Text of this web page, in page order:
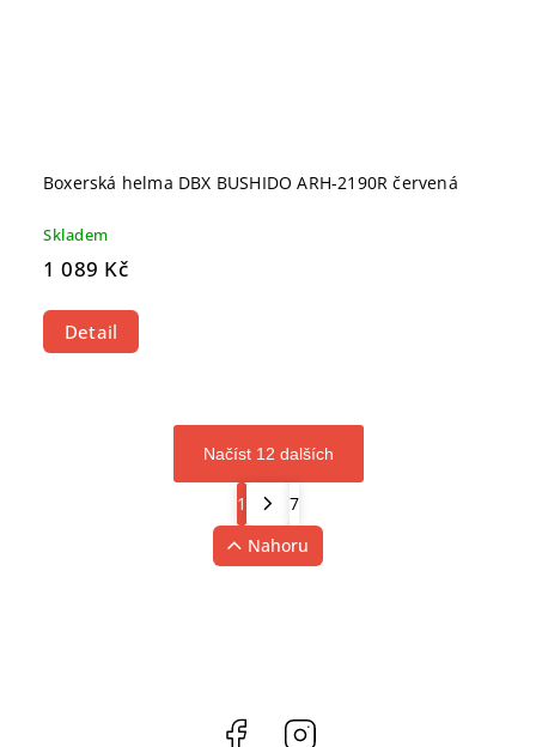
Boxerská helma DBX BUSHIDO ARH-2190R červená
Skladem
1 089 Kč
Detail
Načíst 12 dalších
1
7
Nahoru
Facebook